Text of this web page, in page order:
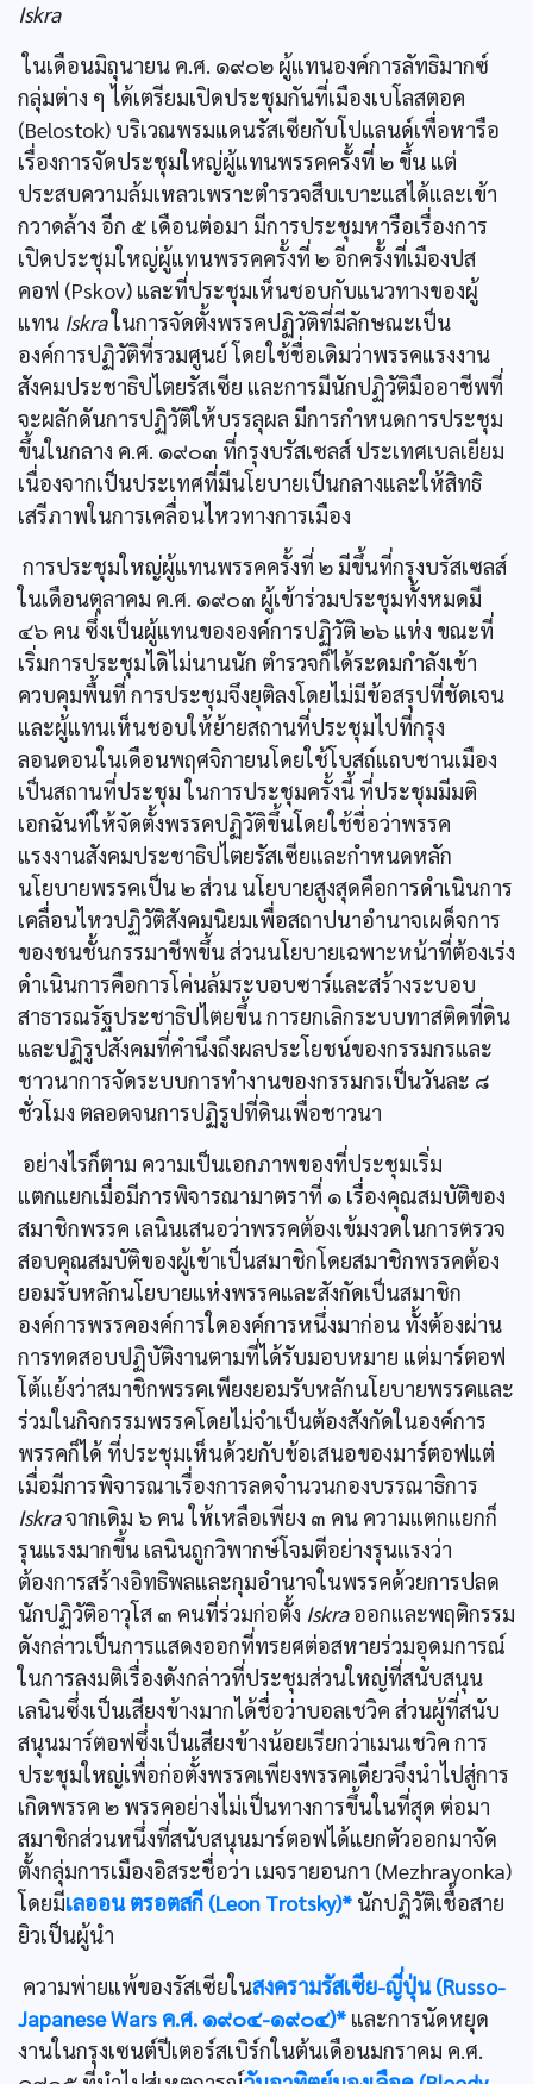
Iskra
ในเดือนมิถุนายน ค.ศ. ๑๙๐๒ ผู้แทนองค์การลัทธิมากซ์
กลุ่มต่าง ๆ ได้เตรียมเปิดประชุมกันที่เมืองเบโลสตอค
(Belostok) บริเวณพรมแดนรัสเซียกับโปแลนด์เพื่อหารือ
เรื่องการจัดประชุมใหญ่ผู้แทนพรรคครั้งที่ ๒ ขึ้น แต่
ประสบความล้มเหลวเพราะตำรวจสืบเบาะแสได้และเข้า
กวาดล้าง อีก ๕ เดือนต่อมา มีการประชุมหารือเรื่องการ
เปิดประชุมใหญ่ผู้แทนพรรคครั้งที่ ๒ อีกครั้งที่เมืองปส
คอฟ (Pskov) และที่ประชุมเห็นชอบกับแนวทางของผู้
แทน Iskraในการจัดตั้งพรรคปฏิวัติที่มีลักษณะเป็น
องค์การปฏิวัติที่รวมศูนย์ โดยใช้ชื่อเดิมว่าพรรคแรงงาน
สังคมประชาธิปไตยรัสเซีย และการมีนักปฏิวัติมืออาชีพที่
จะผลักดันการปฏิวัติให้บรรลุผล มีการกำหนดการประชุม
ขึ้นในกลาง ค.ศ. ๑๙๐๓ ที่กรุงบรัสเซลส์ ประเทศเบลเยียม
เนื่องจากเป็นประเทศที่มีนโยบายเป็นกลางและให้สิทธิ
เสรีภาพในการเคลื่อนไหวทางการเมือง
การประชุมใหญ่ผู้แทนพรรคครั้งที่ ๒ มีขึ้นที่กรุงบรัสเซลส์
ในเดือนตุลาคม ค.ศ. ๑๙๐๓ ผู้เข้าร่วมประชุมทั้งหมดมี
๔๖ คน ซึ่งเป็นผู้แทนขององค์การปฏิวัติ ๒๖ แห่ง ขณะที่
เริ่มการประชุมไดิไม่นานนัก ตำรวจก็ได้ระดมกำลังเข้า
ควบคุมพื้นที่ การประชุมจึงยุติลงโดยไม่มีข้อสรุปที่ชัดเจน
และผู้แทนเห็นชอบให้ย้ายสถานที่ประชุมไปที่กรุง
ลอนดอนในเดือนพฤศจิกายนโดยใช้โบสถ์แถบชานเมือง
เป็นสถานที่ประชุม ในการประชุมครั้งนี้ ที่ประชุมมีมติ
เอกฉันท์ให้จัดตั้งพรรคปฏิวัติขึ้นโดยใช้ชื่อว่าพรรค
แรงงานสังคมประชาธิปไตยรัสเซียและกำหนดหลัก
นโยบายพรรคเป็น ๒ ส่วน นโยบายสูงสุดคือการดำเนินการ
เคลื่อนไหวปฏิวัติสังคมนิยมเพื่อสถาปนาอำนาจเผด็จการ
ของชนชั้นกรรมาชีพขึ้น ส่วนนโยบายเฉพาะหน้าที่ต้องเร่ง
ดำเนินการคือการโค่นล้มระบอบซาร์และสร้างระบอบ
สาธารณรัฐประชาธิปไตยขึ้น การยกเลิกระบบทาสติดที่ดิน
และปฏิรูปสังคมที่คำนึงถึงผลประโยชน์ของกรรมกรและ
ชาวนาการจัดระบบการทำงานของกรรมกรเป็นวันละ ๘
ชั่วโมง ตลอดจนการปฏิรูปที่ดินเพื่อชาวนา
อย่างไรก็ตาม ความเป็นเอกภาพของที่ประชุมเริ่ม
แตกแยกเมื่อมีการพิจารณามาตราที่ ๑ เรื่องคุณสมบัติของ
สมาชิกพรรค เลนินเสนอว่าพรรคต้องเข้มงวดในการตรวจ
สอบคุณสมบัติของผู้เข้าเป็นสมาชิกโดยสมาชิกพรรคต้อง
ยอมรับหลักนโยบายแห่งพรรคและสังกัดเป็นสมาชิก
องค์การพรรคองค์การใดองค์การหนึ่งมาก่อน ทั้งต้องผ่าน
การทดสอบปฏิบัติงานตามที่ได้รับมอบหมาย แต่มาร์ตอฟ
โต้แย้งว่าสมาชิกพรรคเพียงยอมรับหลักนโยบายพรรคและ
ร่วมในกิจกรรมพรรคโดยไม่จำเป็นต้องสังกัดในองค์การ
พรรคก็ได้ ที่ประชุมเห็นด้วยกับข้อเสนอของมาร์ตอฟแต่
เมื่อมีการพิจารณาเรื่องการลดจำนวนกองบรรณาธิการ
Iskraจากเดิม ๖ คน ให้เหลือเพียง ๓ คน ความแตกแยกก็
รุนแรงมากขึ้น เลนินถูกวิพากษ์โจมตีอย่างรุนแรงว่า
ต้องการสร้างอิทธิพลและกุมอำนาจในพรรคด้วยการปลด
นักปฏิวัติอาวุโส ๓ คนที่ร่วมก่อตั้ง Iskraออกและพฤติกรรม
ดังกล่าวเป็นการแสดงออกที่ทรยศต่อสหายร่วมอุดมการณ์
ในการลงมติเรื่องดังกล่าวที่ประชุมส่วนใหญ่ที่สนับสนุน
เลนินซึ่งเป็นเสียงข้างมากได้ชื่อว่าบอลเชวิค ส่วนผู้ที่สนับ
สนุนมาร์ตอฟซึ่งเป็นเสียงข้างน้อยเรียกว่าเมนเชวิค การ
ประชุมใหญ่เพื่อก่อตั้งพรรคเพียงพรรคเดียวจึงนำไปสู่การ
เกิดพรรค ๒ พรรคอย่างไม่เป็นทางการขึ้นในที่สุด ต่อมา
สมาชิกส่วนหนึ่งที่สนับสนุนมาร์ตอฟได้แยกตัวออกมาจัด
ตั้งกลุ่มการเมืองอิสระชื่อว่า เมจรายอนกา (Mezhrayonka)
โดยมีเลออน ตรอตสกี (Leon Trotsky)* นักปฏิวัติเชื้อสาย
ยิวเป็นผู้นำ
ความพ่ายแพ้ของรัสเซียในสงครามรัสเซีย-ญี่ปุ่น (Russo-
Japanese Wars ค.ศ. ๑๙๐๔-๑๙๐๔)* และการนัดหยุด
งานในกรุงเซนต์ปีเตอร์สเบิร์กในต้นเดือนมกราคม ค.ศ.